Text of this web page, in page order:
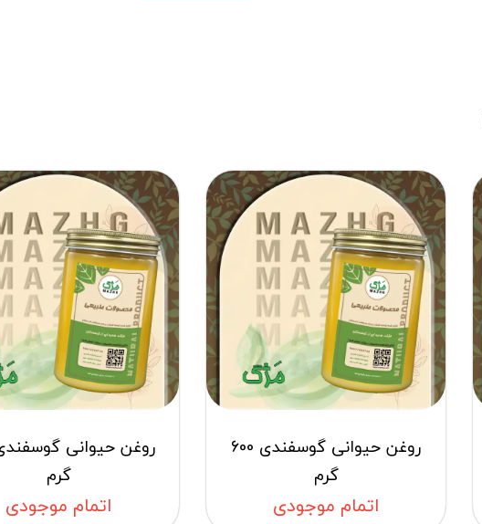
روغن حیوانی گوسفندی 600
گرم
اتمام موجودی
گرم
اتمام موجودی